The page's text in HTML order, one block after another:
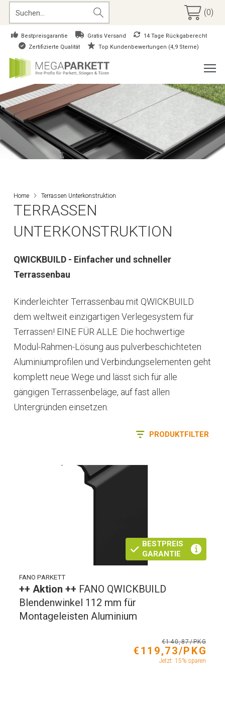
(0)
Bestpreisgarantie Gratis Versand
14 Tage Rückgaberecht
Zertifizierte Qualität
Top Kundenbewertungen (4,9 Sterne)
Home Terrassen Unterkonstruktion
TERRASSEN
UNTERKONSTRUKTION
QWICKBUILD - Einfacher und schneller
Terrassenbau
Kinderleichter Terrassenbau mit QWICKBUILD
dem weltweit einzigartigen Verlegesystem für
Terrassen! EINE FÜR ALLE: Die hochwertige
Modul-Rahmen-Lösung aus pulverbeschichteten
Aluminiumprofilen und Verbindungselementen geht
komplett neue Wege und lässt sich für alle
gängigen Terrassenbeläge, auf fast allen
Untergründen einsetzen.
PRODUKTFILTER
BESTPREIS
GARANTIE
FANO PARKETT
++ Aktion ++ FANO QWICKBUILD
Blendenwinkel 112 mm für
Montageleisten Aluminium
€140,87/PKG
€119,73/PKG
Jetzt: 15% sparen